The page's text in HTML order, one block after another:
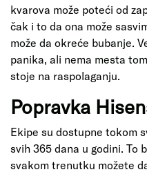
kvarova može poteći od
čak i to da ona može
može da okreće bubanje.
panika, ali nema mesta
stoje na raspolaganju.
Popravka
Ekipe su dostupne tokom
svih 365 dana u godini. To
svakom trenutku možete